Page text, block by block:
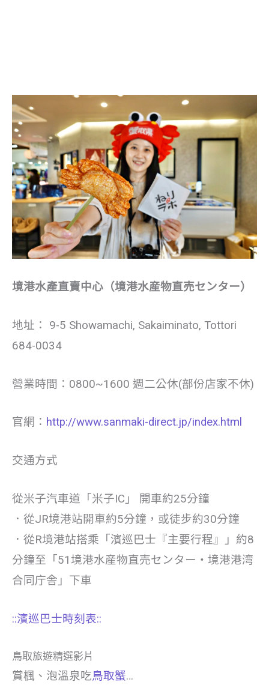
境港⽔產直賣中⼼（境港⽔産物直売センター）
地址：
9-5 Showamachi, Sakaiminato, Tottori
684-0034
營業時間：0800~1600 週⼆公休(部份店家不休)
官網： http://www.sanmaki-direct.jp/index.html
交通方式
從米子汽車道「米子IC」 開車約25分鐘
．從JR境港站開車約5分鐘，或徒步約30分鐘
．從R境港站搭乘「濱巡巴士『主要行程』」約8
分鐘至「51境港水産物直売センター・境港港湾
合同庁舎」下車
::濱巡巴士時刻表::
鳥取旅遊精選影片
賞楓、泡溫泉吃鳥取蟹…